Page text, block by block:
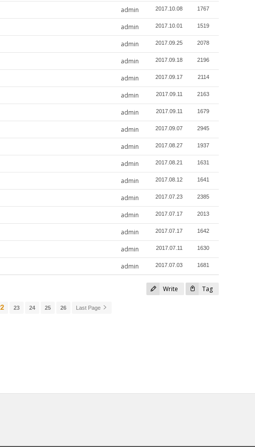
admin 2017.10.08 1767
admin 2017.10.01 1519
admin 2017.09.25 2078
admin 2017.09.18 2196
admin 2017.09.17 2114
admin 2017.09.11 2163
admin 2017.09.11 1679
admin 2017.09.07 2945
admin 2017.08.27 1937
admin 2017.08.21 1631
admin 2017.08.12 1641
admin 2017.07.23 2385
admin 2017.07.17 2013
admin 2017.07.17 1642
admin 2017.07.11 1630
admin 2017.07.03 1681
Write Tag
23 24 25 26 Last Page